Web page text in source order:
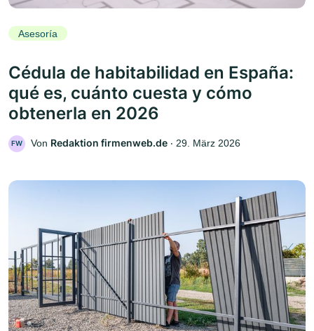
Asesoría
Cédula de habitabilidad en España:
qué es, cuánto cuesta y cómo
obtenerla en 2026
FW Von Redaktion firmenweb.de ‧ 29. März 2026